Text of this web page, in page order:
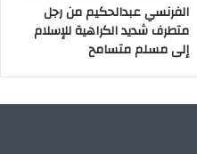
الفرنسي عبدالحكيم من رجل
متطرف شديد الكراهية للإسلام
إلى مسلم متسامح